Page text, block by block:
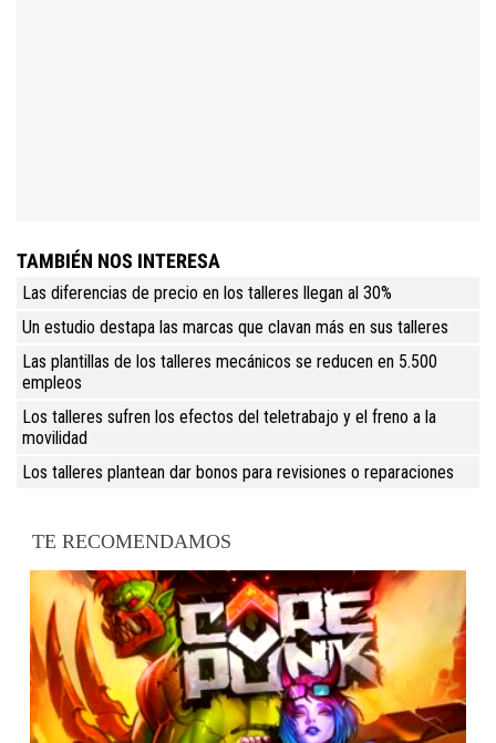
TAMBIÉN NOS INTERESA
Las diferencias de precio en los talleres llegan al 30%
Un estudio destapa las marcas que clavan más en sus talleres
Las plantillas de los talleres mecánicos se reducen en 5.500
empleos
Los talleres sufren los efectos del teletrabajo y el freno a la
movilidad
Los talleres plantean dar bonos para revisiones o reparaciones
TE RECOMENDAMOS